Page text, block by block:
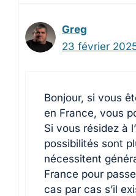
Greg
23 février
Bonjour, si vous
en France, vous
Si vous résidez à
possibilités sont
nécessitent
France pour
cas par cas s’il